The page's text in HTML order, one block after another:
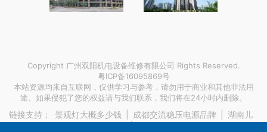
Copyright 广州双阳机电设备维修有限公司 Rights Reserved.
粤ICP备16095869号
本站资源均来自互联网，仅供学习与参考，请勿用于商业和其他非法用
途。如果侵犯了您的权益请与我们联系，我们将在24小时内删除。
链接支持： 景观灯大概多少钱 成都交流稳压电源品牌
湖南儿